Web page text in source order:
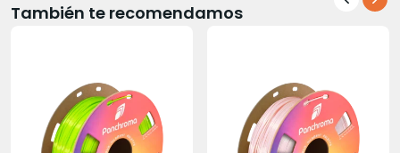
También te recomendamos